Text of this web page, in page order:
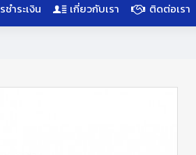
ชำระเงิน เกี่ยวกับเรา ติดต่อเรา